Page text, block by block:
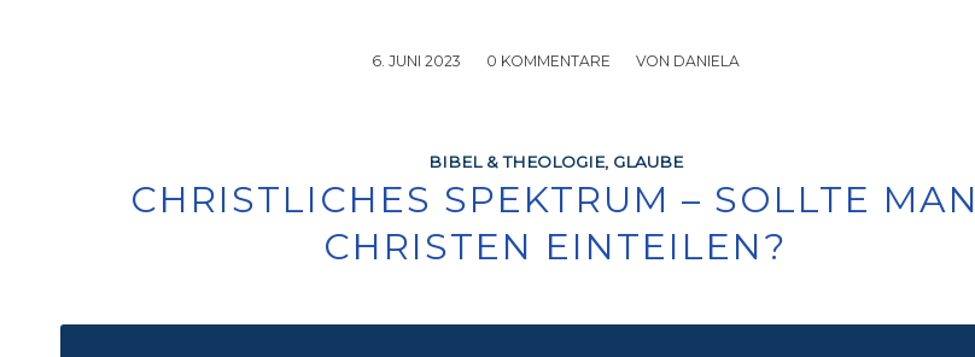
6. JUNI 2023
/ 0 KOMMENTARE
/ VON DANIELA
BIBEL & THEOLOGIE, GLAUBE
CHRISTLICHES SPEKTRUM – SOLLTE MAN
CHRISTEN EINTEILEN?